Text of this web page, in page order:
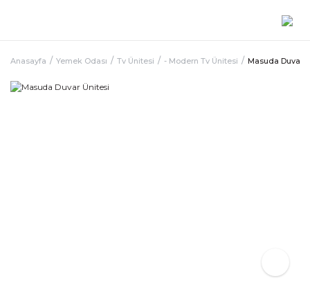
Anasayfa Yemek Odası Tv Ünitesi - Modern Tv Ünitesi Masuda Duvar